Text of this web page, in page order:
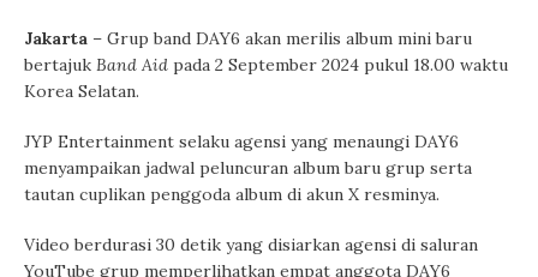
Jakarta – Grup band DAY6 akan merilis album mini baru
bertajuk Band Aid pada 2 September 2024 pukul 18.00 waktu
Korea Selatan.
JYP Entertainment selaku agensi yang menaungi DAY6
menyampaikan jadwal peluncuran album baru grup serta
tautan cuplikan penggoda album di akun X resminya.
Video berdurasi 30 detik yang disiarkan agensi di saluran
YouTube grup memperlihatkan empat anggota DAY6